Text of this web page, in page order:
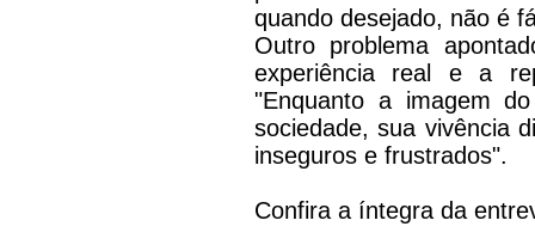
quando desejado, não é
Outro problema
experiência real e a
"Enquanto a imagem
sociedade, sua vivência
inseguros e frustrados".
Confira a íntegra da